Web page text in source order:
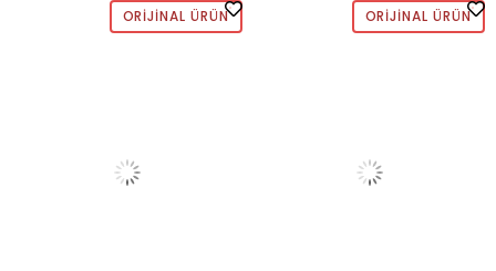
ORIJINAL ÜRÜN ORIJINAL ÜRÜN